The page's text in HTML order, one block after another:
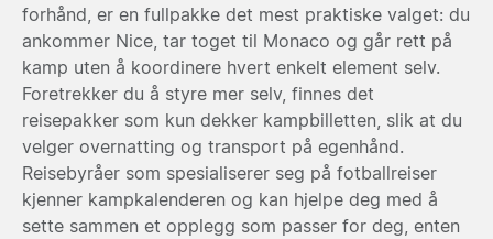
forhånd, er en fullpakke det mest praktiske valget: du
ankommer Nice, tar toget til Monaco og går rett på
kamp uten å koordinere hvert enkelt element selv.
Foretrekker du å styre mer selv, finnes det
reisepakker som kun dekker kampbilletten, slik at du
velger overnatting og transport på egenhånd.
Reisebyråer som spesialiserer seg på fotballreiser
kjenner kampkalenderen og kan hjelpe deg med å
sette sammen et opplegg som passer for deg, enten